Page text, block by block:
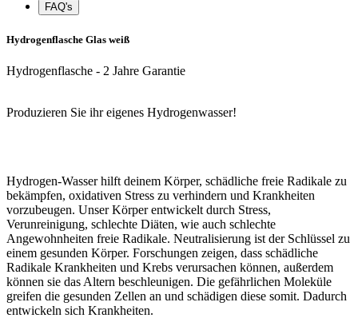
FAQ's
Hydrogenflasche Glas weiß
Hydrogenflasche - 2 Jahre Garantie
Produzieren Sie ihr eigenes Hydrogenwasser!
Hydrogen-Wasser hilft deinem Körper, schädliche freie Radikale zu
bekämpfen, oxidativen Stress zu verhindern und Krankheiten
vorzubeugen. Unser Körper entwickelt durch Stress,
Verunreinigung, schlechte Diäten, wie auch schlechte
Angewohnheiten freie Radikale. Neutralisierung ist der Schlüssel zu
einem gesunden Körper. Forschungen zeigen, dass schädliche
Radikale Krankheiten und Krebs verursachen können, außerdem
können sie das Altern beschleunigen. Die gefährlichen Moleküle
greifen die gesunden Zellen an und schädigen diese somit. Dadurch
entwickeln sich Krankheiten.